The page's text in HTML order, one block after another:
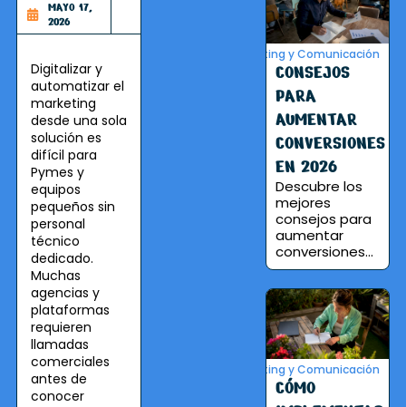
MAYO 17,
2026
Digitalizar y
automatizar el
marketing
desde una sola
solución es
difícil para
Pymes y
equipos
pequeños sin
personal
técnico
dedicado.
Muchas
agencias y
plataformas
requieren
llamadas
comerciales
antes de
conocer
Marketing y Comunicación
CONSEJOS
PARA
AUMENTAR
CONVERSIONES
EN 2026
Descubre los
mejores
consejos para
aumentar
conversiones...
Marketing y Comunicación
CÓMO